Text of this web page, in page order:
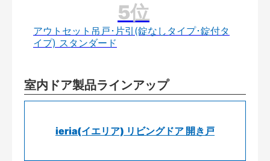
アウトセット吊戸･片引(錠なしタイプ･錠付タ
イプ) スタンダード
室内ドア製品ラインアップ
ieria(イエリア) リビングドア 開き戸